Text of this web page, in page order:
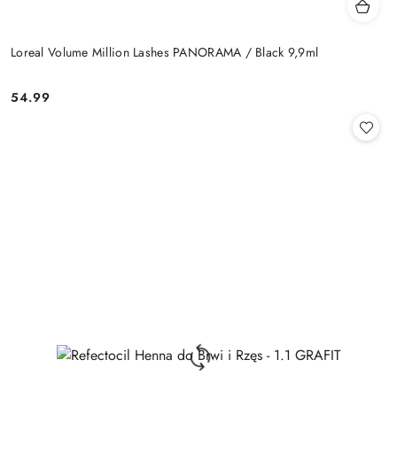
Loreal Volume Million Lashes PANORAMA / Black 9,9ml
Cena:
54.99